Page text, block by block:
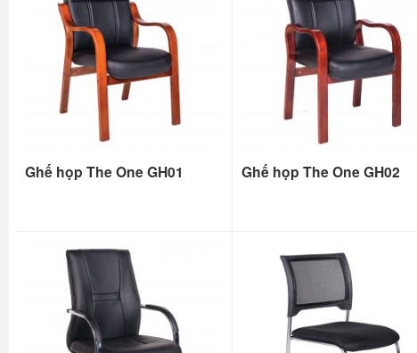
Ghế họp The One GH01 Ghế họp The One GH02